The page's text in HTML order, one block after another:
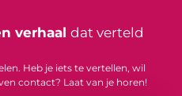
verhaal dat verteld
Heb je iets te vertellen, wil
contact? Laat van je horen!